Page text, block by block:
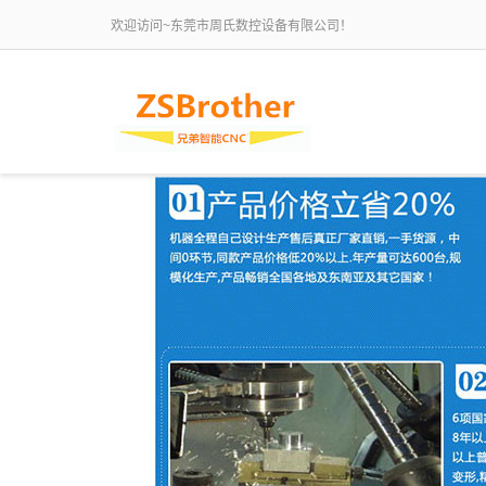
欢迎访问~东莞市周氏数控设备有限公司！